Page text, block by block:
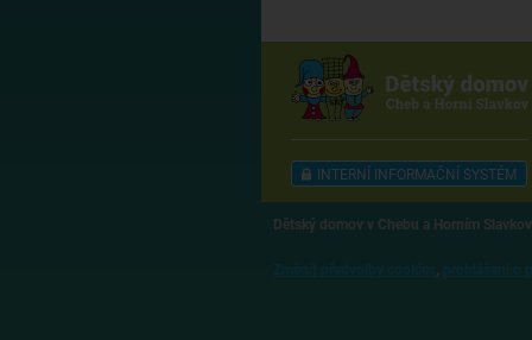
INTERNÍ INFORMAČNÍ SYSTÉM
Dětský domov v Chebu a Horním
,